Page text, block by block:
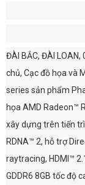
ĐÀI BẮC, ĐÀI
chủ, Cạc đồ họa và
series sản phẩm
họa AMD Radeon™
xây dựng trên tiến
RDNA™ 2, hỗ trợ
raytracing, HDMI™
GDDR6 8GB tốc độ